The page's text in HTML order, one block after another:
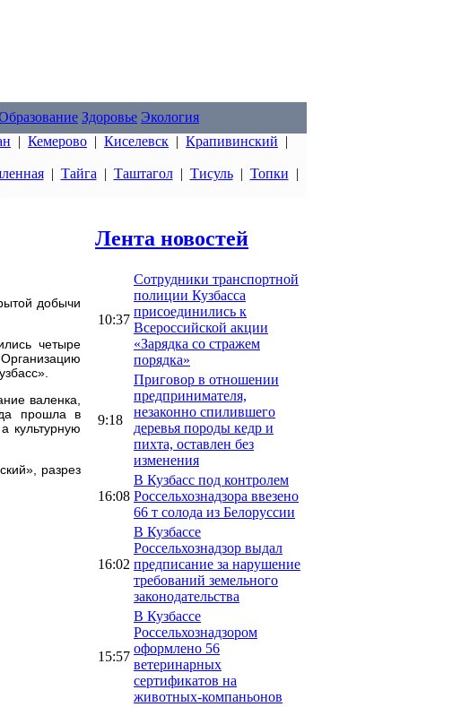
Здоровье Экология
| Кемерово | Киселевск | Крапивинский |
| Тайга | Таштагол| Тисуль| Топки |
добычи
четыре
валенка,
прошла в
культурную
разрез
Лента новостей
10:37
Сотрудники транспортной
полиции Кузбасса
присоединились к
Всероссийской акции
«Зарядка со стражем
порядка»
9:18
Приговор в отношении
предпринимателя,
незаконно спилившего
деревья породы кедр и
пихта, оставлен без
изменения
16:08
В Кузбасс под контролем
Россельхознадзора ввезено
66 т солода из Белоруссии
16:02
В Кузбассе
Россельхознадзор выдал
предписание за нарушение
требований земельного
законодательства
15:57
В Кузбассе
Россельхознадзором
оформлено 56
ветеринарных
сертификатов на
животных-компаньонов